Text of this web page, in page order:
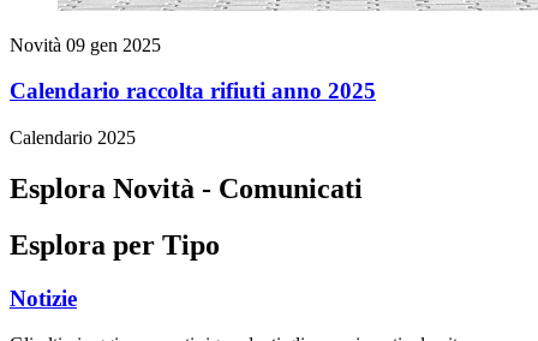
Novità 09 gen 2025
Calendario raccolta rifiuti anno 2025
Calendario 2025
Esplora Novità - Comunicati
Esplora per Tipo
Notizie